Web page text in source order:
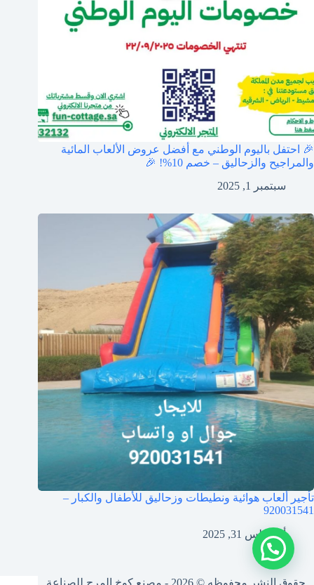
🎉 احتفل باليوم الوطني مع أفضل عروض الألعاب المائية
والمراجيح والزحاليق – خصم 10%! 🎉
سبتمبر 1, 2025
تأجير ألعاب هوائية ونطيطات وزحاليق للأطفال والكبار –
920031541
أغسطس 31, 2025
حقوق النشر محفوظه © 2026 - مصنع كوخ المرح للصناعة